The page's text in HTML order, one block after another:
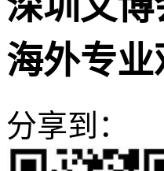
海外专
分享到：